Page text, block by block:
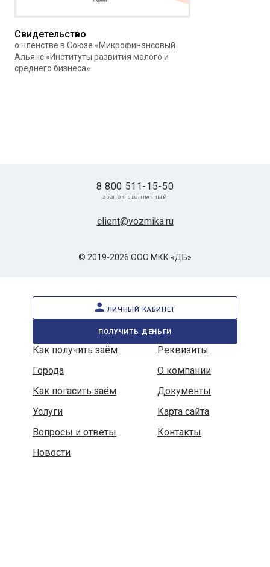
Свидетельство
о членстве в Союзе «Микрофинансовый
Альянс «Институты развития малого и
среднего бизнеса»
© 2019-2026 ООО МКК «ДБ»
client@vozmika.ru
8 800 511-15-50
звонок бесплатный
личный кабинет
получить деньги
Как получить заём
Реквизиты
Города
О компании
Как погасить заём
Документы
Услуги
Карта сайта
Вопросы и ответы
Контакты
Новости